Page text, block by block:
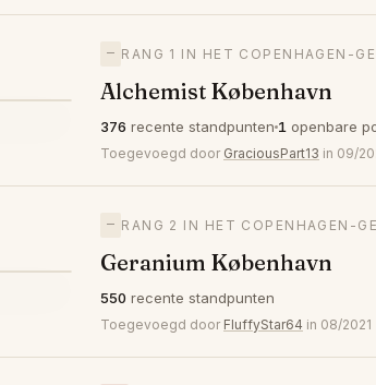
— RANG 1 IN HET COPENHAGEN-
Alchemist København
376 recente standpunten 1 openbare
Toegevoegd door GraciousPart13 in 09/
— RANG 2 IN HET COPENHAGEN-
Geranium København
550 recente standpunten
Toegevoegd door FluffyStar64 in 08/2021